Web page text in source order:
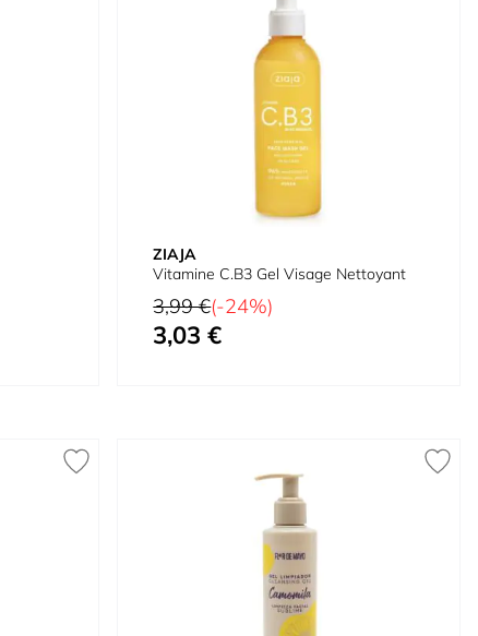
ZIAJA
Vitamine C.B3 Gel Visage Nettoyant
Prix normal
3,99 €(-24%)
Prix spécial
3,03 €